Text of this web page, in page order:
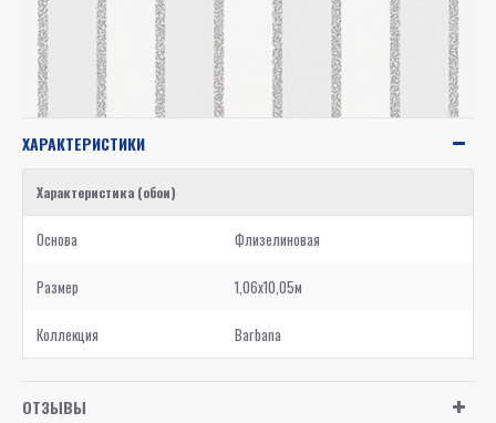
ХАРАКТЕРИСТИКИ
Характеристика (обои)
Основа Флизелиновая
Размер 1,06x10,05м
Коллекция Barbana
ОТЗЫВЫ